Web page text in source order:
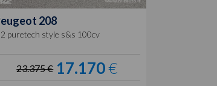
208
puretech style s&s 100cv
23.375 € 17.170€